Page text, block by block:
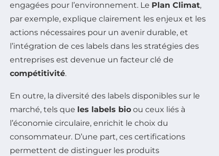
engagées pour l’environnement. Le Plan Climat,
par exemple, explique clairement les enjeux et les
actions nécessaires pour un avenir durable, et
l’intégration de ces labels dans les stratégies des
entreprises est devenue un facteur clé de
compétitivité.
En outre, la diversité des labels disponibles sur le
marché, tels que les labels bio ou ceux liés à
l’économie circulaire, enrichit le choix du
consommateur. D’une part, ces certifications
permettent de distinguer les produits